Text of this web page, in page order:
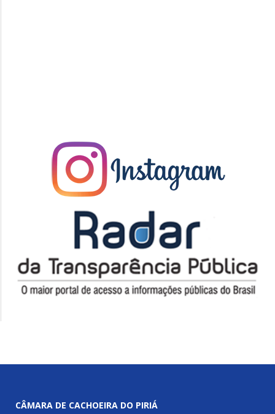
CÂMARA DE CACHOEIRA DO PIRIÁ